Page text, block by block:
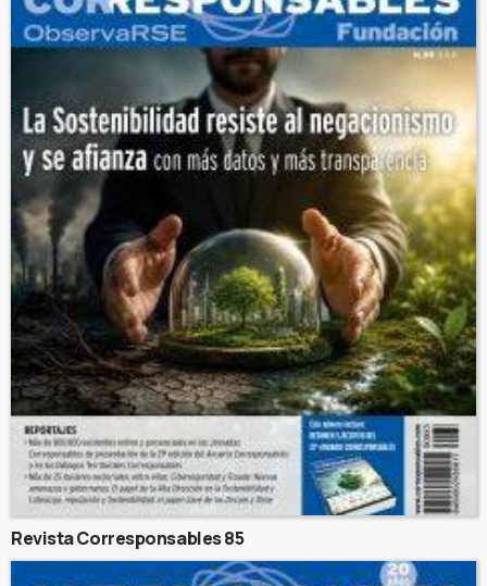
Revista Corresponsables 85